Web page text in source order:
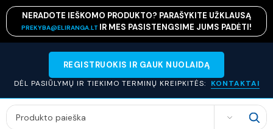
NERADOTE IEŠKOMO PRODUKTO? PARAŠYKITE UŽKLAUSĄ
PREKYBA@ELIRANGA.LT IR MES PASISTENGSIME JUMS PADĖTI!
REGISTRUOKIS IR GAUK NUOLAIDĄ
DĖL PASIŪLYMŲ IR TIEKIMO TERMINŲ KREIPKITĖS: KONTAKTAI
SEARCH